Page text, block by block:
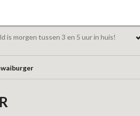
is morgen tussen 3 en 5 uur in huis!